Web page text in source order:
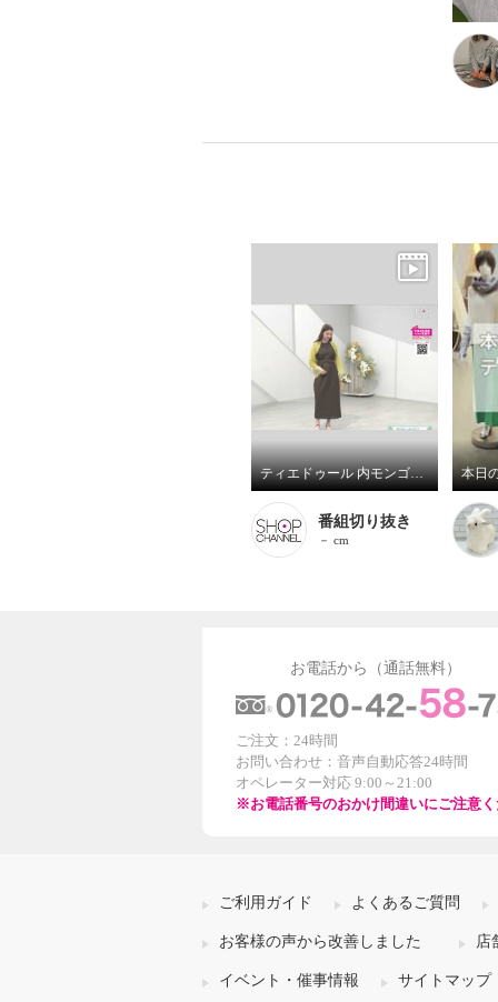
ティエドゥール 内モンゴル産 梳毛カシミヤ× コットンラミー 箔プリントストール
番組切り抜き
－ cm
お電話から（通話無料）
ご注文：24時間
お問い合わせ：音声自動応答24時間
オペレーター対応 9:00～21:00
※お電話番号のおかけ間違いにご注意
ご利用ガイド よくあるご質問
お客様の声から改善しました 店
イベント・催事情報 サイトマップ